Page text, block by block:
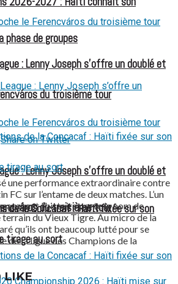
phase de groupes
: Lenny Joseph s’offre un doublé et
du troisième tour
: Lenny Joseph s’offre un doublé et
du troisième tour
de la Concacaf : Haïti fixée sur son
tirage au sort
Share on Twitter
une performance extraordinaire contre
FC sur l’entame de deux matches. L’un
l’histoire porte le nom de
terrain du Vieux Tigre. Au micro de la
qu’ils ont beaucoup lutté pour se
de la ligue des Champions de la
LIKE